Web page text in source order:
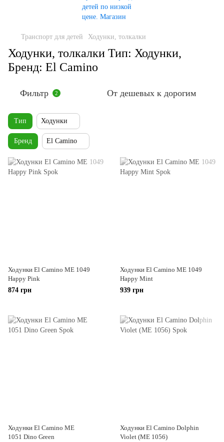
Транспорт для детей Ходунки, толкалки
Ходунки, толкалки Тип: Ходунки,
Бренд: El Camino
Фильтр 2 От дешевых к дорогим
Тип Ходунки
Бренд El Camino
Ходунки El Camino ME 1049
Happy Pink
874 грн
Ходунки El Camino ME 1049
Happy Mint
939 грн
Ходунки El Camino ME
1051 Dino Green
Ходунки El Camino Dolphin
Violet (ME 1056)